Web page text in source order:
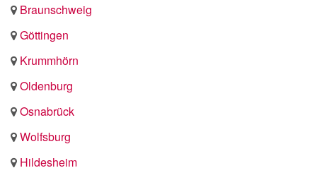
Braunschweig
Göttingen
Krummhörn
Oldenburg
Osnabrück
Wolfsburg
Hildesheim